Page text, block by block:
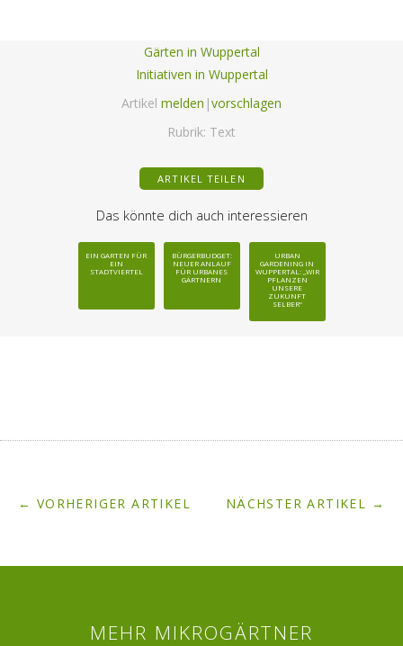
Gärten in Wuppertal
Initiativen in Wuppertal
Artikel melden |vorschlagen
Rubrik: Text
ARTIKEL TEILEN
Das könnte dich auch interessieren
EIN GARTEN FÜR
EIN
STADTVIERTEL
BÜRGERBUDGET:
NEUER ANLAUF
FÜR URBANES
GÄRTNERN
URBAN
GARDENING IN
WUPPERTAL: „WIR
PFLANZEN
UNSERE
ZUKUNFT
SELBER“
NÄCHSTER ARTIKEL →
← VORHERIGER ARTIKEL
MEHR MIKROGÄRTNER